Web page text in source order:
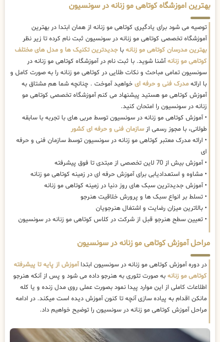
بهترین اموزشگاه کوتاهی مو زنانه در سونسیون
توصیه می شود برای یادگیری کوتاهی مو زنانه از همان ابتدا در بهترین
آموزشگاه تخصصی کوتاهی مو زنانه در سونسیون ثبت نام کرده تا زیر نظر
بهترین مدرسان کوتاهی مو زنانه با جدیدترین تکنیک ها و مدل های مختلف
کوتاهی مو زنانهآشنا شوید. با ثبت نام در آموزشگاه کوتاهی مو زنانه در
سونسیون تمامی مباحث و نکات طلایی در کوتاهی مو زنانه را به صورت کامل و
با ارائه مدرک فنی و حرفه ای خواهید آموخت . چنانچه شما هم مشتاق به
آموزش کوتاهی مو هستید پیشنهاد می کنم آموزشگاه تخصصی کوتاهی مو
زنانه در سونسیون را امتحان کنید.
• آموزش کوتاهی مو زنانه در سونسیون توسط مربی های با تجربه با سابقه
طولانی، با مجوز رسمی ازسازمان فنی و حرفه ای کشور
• ارائه مدرک معتبر کوتاهی مو زنانه در سونسیون توسط سازمان فنی و حرفه
ای
• آموزش بیش از 70 لاین تخصصی از مبتدی تا فوق پیشرفته
• مشاوه و استعدادیابی برای آموزش حرفه ای در زمینه کوتاهی مو زنانه
• آموزش جدیدترین سبک های روز دنیا در زمینه کوتاهی مو زنانه
• تسلط بر انواع سبک ها و پرورش خلاقیت هنرجو
• بالاترین میزان رضایت و اشتغال هنرجویان
• تعیین سطح هنرجو قبل از شرکت در کلاس کوتاهی مو زنانه در سونسیون
مراحل آموزش کوتاهی مو زنانه در سونسیون
در دوره آموزش کوتاهی مو زنانه در سونسیون ابتداآموزش از پایه تا پیشرفته
کوتاهی مو زنانه به صورت تئوری به هنرجو داده می شود و پس از آنکه هنرجو
اطلاعات کاملی از این موارد پیدا نمود بصورت عملی روی مدل زنده و یا کله
مانکن اقدام به پیاده سازی آنچه تا کنون آموزش دیده است میکند. در ادامه
مراحل آموزش کوتاهی مو زنانه در سونسیون را توضیح خواهیم داد.